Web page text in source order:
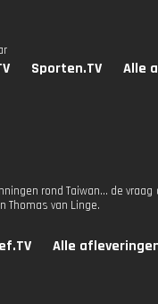
Sporten.TV Alle
rond Taiwan... de
Thomas van Linge.
Alle